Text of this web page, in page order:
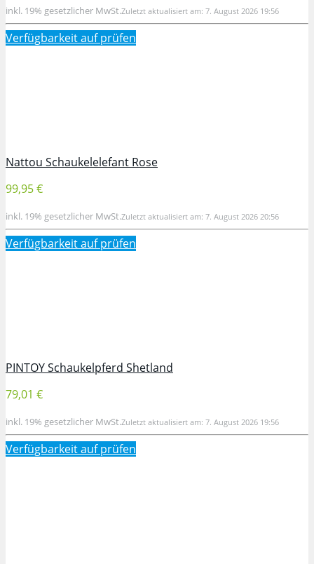
inkl. 19% gesetzlicher MwSt.Zuletzt aktualisiert am: 7. August 2026 19:56
Verfügbarkeit aufprüfen
Nattou Schaukelelefant Rose
99,95 €
inkl. 19% gesetzlicher MwSt.Zuletzt aktualisiert am: 7. August 2026 20:56
Verfügbarkeit aufprüfen
PINTOY Schaukelpferd Shetland
79,01 €
inkl. 19% gesetzlicher MwSt.Zuletzt aktualisiert am: 7. August 2026 19:56
Verfügbarkeit aufprüfen